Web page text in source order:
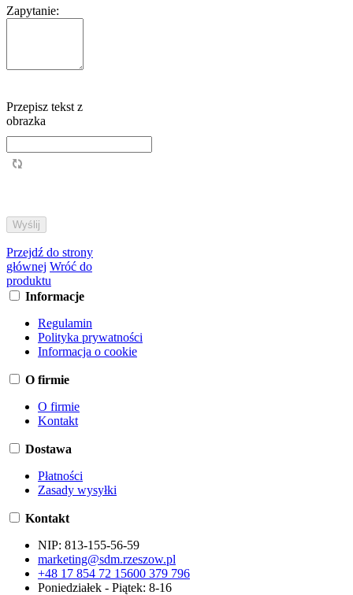
Zapytanie:
Przepisz tekst z
obrazka
Przejdź do strony
głównej Wróć do
produktu
Informacje
Regulamin
Polityka prywatności
Informacja o cookie
O firmie
O firmie
Kontakt
Dostawa
Płatności
Zasady wysyłki
Kontakt
NIP: 813-155-56-59
marketing@sdm.rzeszow.pl
+48 17 854 72 15600 379 796
Poniedziałek - Piątek: 8-16